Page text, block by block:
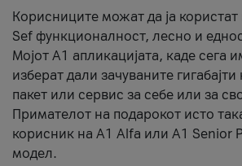
Корисниците можат да ја
Sef функционалност, лесно и
Мојот А1 апликацијата, каде сега
изберат дали зачуваните
пакет или сервис за себе или за
Примателот на подарокот исто
корисник на А1 Alfa или A1 Senior
модел.